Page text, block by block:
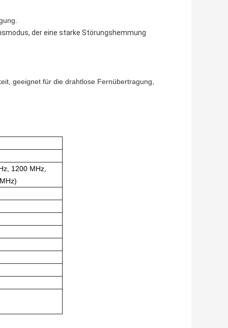
der eine starke Störungshemmung
geeignet für die drahtlose Fernübertragung,
1200 MHz,